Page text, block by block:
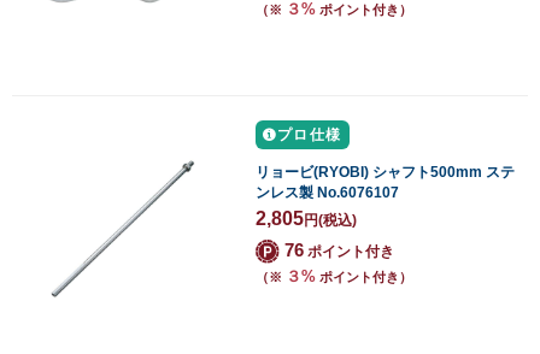
（※ ３% ポイント付き）
プロ仕様
リョービ(RYOBI) シャフト500mm ステ
ンレス製 No.6076107
2,805円(税込)
76 ポイント付き
（※ ３% ポイント付き）